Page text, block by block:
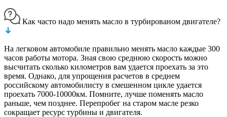
Как часто надо менять масло в турбированом двигателе?
На легковом автомобиле правильно менять масло каждые 300
часов работы мотора. Зная свою среднюю скорость можно
высчитать сколько километров вам удается проехать за это
время. Однако, для упрощения расчетов в среднем
российскому автомобилисту в смешенном цикле удается
проехать 7000-10000км. Помните, лучше поменять масло
раньше, чем позднее. Перепробег на старом масле резко
сокращает ресурс турбины и двигателя.